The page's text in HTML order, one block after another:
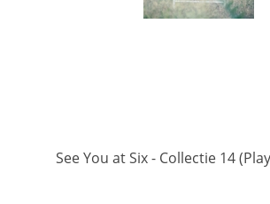
See You at Six - Collectie 14